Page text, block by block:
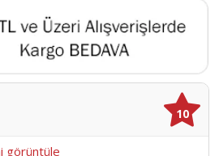
almayı bekliyor.; - Regular kalıp
uyumlu bir oturuşa sahiptir; rahatlıkla
bir yapıdadır.; - Sürdürülebilirlik
çevreye duyarlı seçimler yapmak
- 13-14 yaş aralığındaki genç
olarak tasarlanmıştır; onların aktif
sağlar.
10
görüntüle